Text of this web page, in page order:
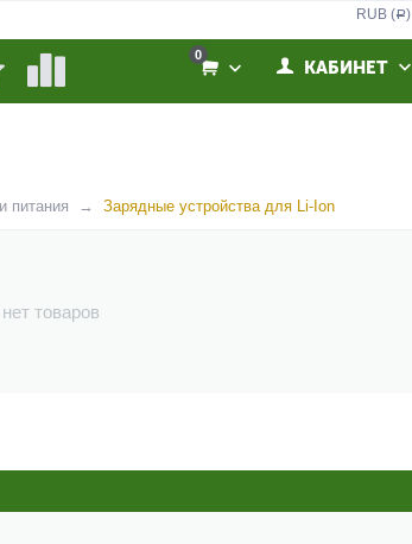
RUB (Р)
0
КАБИНЕТ
питания Зарядные устройства для Li-Ion
товаров